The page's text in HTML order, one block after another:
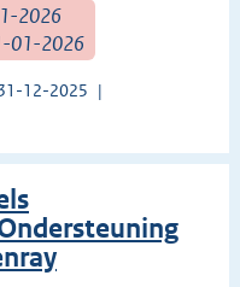
2026
01-2026
12-2025